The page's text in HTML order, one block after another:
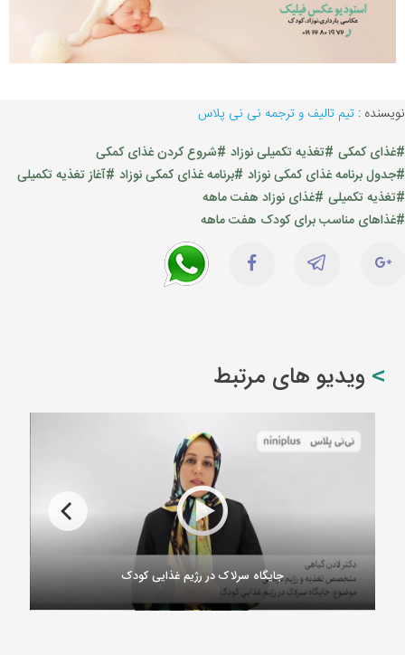
نویسنده : تیم تالیف و ترجمه نی نی پلاس
#غذای کمکی #تغذیه تکمیلی نوزاد #شروع کردن غذای کمکی
#جدول برنامه غذای کمکی نوزاد #برنامه غذای کمکی نوزاد #آغاز تغذیه تکمیلی
#تغذیه تکمیلی #غذای نوزاد هفت ماهه
#غذاهای مناسب برای کودک هفت ماهه
ویدیو های مرتبط
جایگاه سرلاک در رژیم غذایی کودک